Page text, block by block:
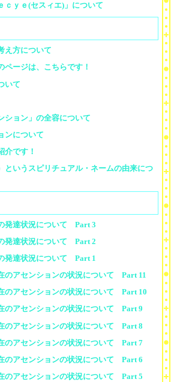
ｃｙｅ(セスィエ)」について
え方について
ージは、こちらです！
いて
ション」の全容について
ンについて
介です！
というスピリチュアル・ネームの由来につ
発達状況について Part 3
発達状況について Part 2
発達状況について Part 1
のアセンションの状況について Part 11
のアセンションの状況について Part 10
のアセンションの状況について Part 9
のアセンションの状況について Part 8
のアセンションの状況について Part 7
のアセンションの状況について Part 6
のアセンションの状況について Part 5